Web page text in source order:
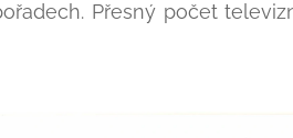
Přesný počet